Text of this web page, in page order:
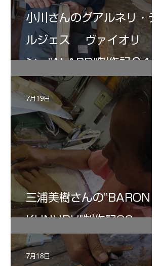
小川さんのグアルネリ・デ
ルジェス ヴァイオリ
ン ”ALARD"制作記３4
三浦美樹さんの”BARON・
KUNUPU"制作記30
7月19日
7月18日